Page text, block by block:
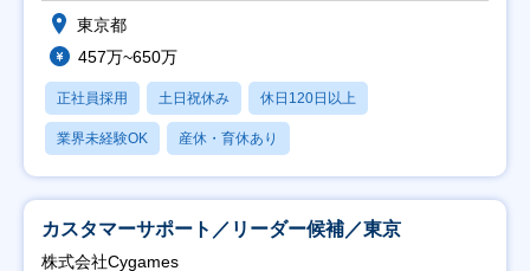
東京都
457万~650万
正社員採用 土日祝休み 休日120日以上
業界未経験OK 産休・育休あり
カスタマーサポート／リーダー候補／東京
株式会社Cygames